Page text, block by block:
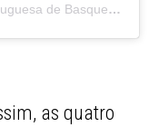
Uma publicação partilhada por Fed. Portuguesa de Basquetebol (@fpbasquetebol)
as quatro